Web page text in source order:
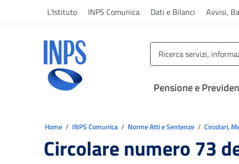
L'Istituto INPS Comunica Dati e Bilanci Avvisi,
Pensione e
Home INPS Comunica Norme Atti e Sentenze Circolari,
Circolare numero 73